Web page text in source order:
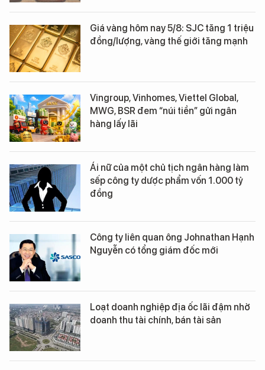
Giá vàng hôm nay 5/8: SJC tăng 1 triệu
đồng/lượng, vàng thế giới tăng mạnh
Vingroup, Vinhomes, Viettel Global,
MWG, BSR đem “núi tiền” gửi ngân
hàng lấy lãi
Ái nữ của một chủ tịch ngân hàng làm
sếp công ty dược phẩm vốn 1.000 tỷ
đồng
Công ty liên quan ông Johnathan Hạnh
Nguyễn có tổng giám đốc mới
Loạt doanh nghiệp địa ốc lãi đậm nhờ
doanh thu tài chính, bán tài sản